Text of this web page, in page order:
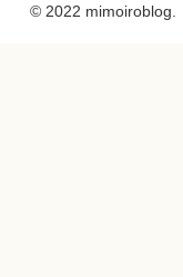
© 2022 mimoiroblog.